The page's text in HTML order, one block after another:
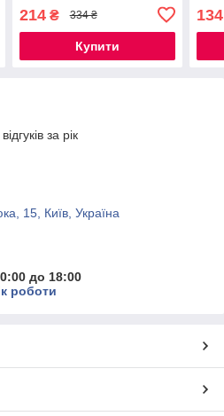
214₴ 334 ₴
Купити
134
за рік
15, Київ, Україна
до 18:00
роботи